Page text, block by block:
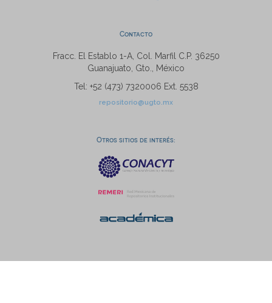
Contacto
Fracc. El Establo 1-A, Col. Marfil C.P. 36250
Guanajuato, Gto., México
Tel: +52 (473) 7320006 Ext. 5538
repositorio@ugto.mx
Otros sitios de interés: